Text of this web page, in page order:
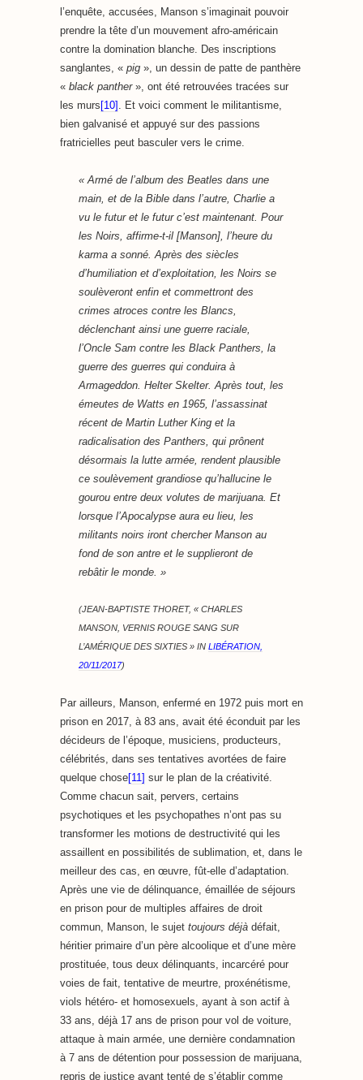
l’enquête, accusées, Manson s’imaginait pouvoir
prendre la tête d’un mouvement afro-américain
contre la domination blanche. Des inscriptions
sanglantes, « pig », un dessin de patte de panthère
« black panther», ont été retrouvées tracées sur
les murs [10] . Et voici comment le militantisme,
bien galvanisé et appuyé sur des passions
fratricielles peut basculer vers le crime.
« Armé de l’album des Beatles dans une
main, et de la Bible dans l’autre, Charlie a
vu le futur et le futur c’est maintenant. Pour
les Noirs, affirme-t-il [Manson], l’heure du
karma a sonné. Après des siècles
d’humiliation et d’exploitation, les Noirs se
soulèveront enfin et commettront des
crimes atroces contre les Blancs,
déclenchant ainsi une guerre raciale,
l’Oncle Sam contre les Black Panthers, la
guerre des guerres qui conduira à
Armageddon. Helter Skelter. Après tout, les
émeutes de Watts en 1965, l’assassinat
récent de Martin Luther King et la
radicalisation des Panthers, qui prônent
désormais la lutte armée, rendent plausible
ce soulèvement grandiose qu’hallucine le
gourou entre deux volutes de marijuana. Et
lorsque l’Apocalypse aura eu lieu, les
militants noirs iront chercher Manson au
fond de son antre et le supplieront de
rebâtir le monde. »
(JEAN-BAPTISTE THORET, « CHARLES
MANSON, VERNIS ROUGE SANG SUR
L’AMÉRIQUE DES SIXTIES » IN LIBÉRATION,
20/11/2017)
Par ailleurs, Manson, enfermé en 1972 puis mort en
prison en 2017, à 83 ans, avait été éconduit par les
décideurs de l’époque, musiciens, producteurs,
célébrités, dans ses tentatives avortées de faire
quelque chose[11] sur le plan de la créativité.
Comme chacun sait, pervers, certains
psychotiques et les psychopathes n’ont pas su
transformer les motions de destructivité qui les
assaillent en possibilités de sublimation, et, dans le
meilleur des cas, en œuvre, fût-elle d’adaptation.
Après une vie de délinquance, émaillée de séjours
en prison pour de multiples affaires de droit
commun, Manson, le sujet toujours déjà défait,
héritier primaire d’un père alcoolique et d’une mère
prostituée, tous deux délinquants, incarcéré pour
voies de fait, tentative de meurtre, proxénétisme,
viols hétéro- et homosexuels, ayant à son actif à
33 ans, déjà 17 ans de prison pour vol de voiture,
attaque à main armée, une dernière condamnation
à 7 ans de détention pour possession de marijuana,
repris de justice ayant tenté de s’établir comme